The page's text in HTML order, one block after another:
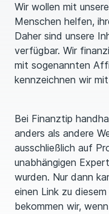
Wir wollen mit
Menschen helfen,
Daher sind unsere
verfügbar. Wir
mit sogenannten
kennzeichnen wir
Bei Finanztip
anders als andere
ausschließlich auf
unabhängigen
wurden. Nur dann
einen Link zu
bekommen wir,